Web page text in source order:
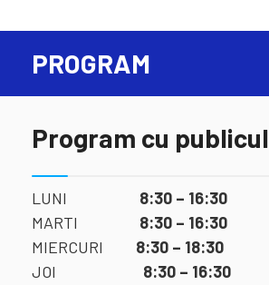
PROGRAM
Program cu publicul
LUNI 8:30 – 16:30
MARTI 8:30 – 16:30
MIERCURI 8:30 – 18:30
JOI 8:30 – 16:30